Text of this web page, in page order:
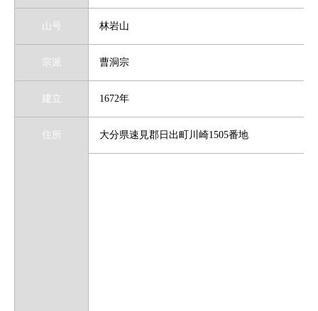
山号 林岩山
宗派 曹洞宗
建立 1672年
住所 大分県速見郡日出町川崎1505番地